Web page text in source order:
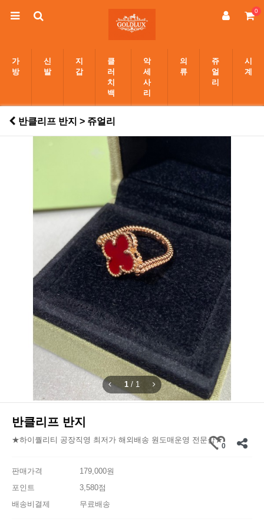
0
가
방
신
발
지
갑
클
러
치
백
악
세
사
리
의
류
쥬
얼
리
시
계
반클리프 반지 > 쥬얼리
1 / 1
반클리프 반지
★하이퀄리티 공장직영 최저가 해외배송 원도매운영 전문샵★
0
판매가격
179,000원
포인트
3,580점
배송비결제
무료배송